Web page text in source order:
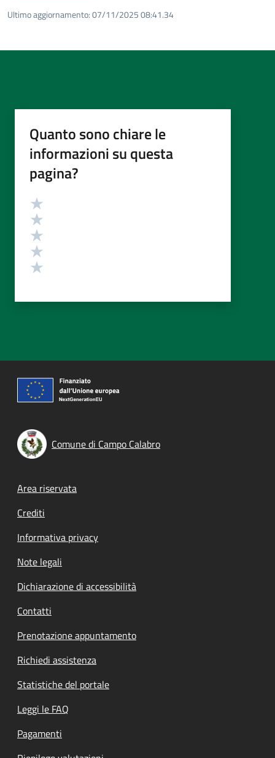
Ultimo aggiornamento:07/11/2025 08:41.34
Quanto sono chiare le
informazioni su questa
pagina?
Valutazione
Comune di Campo Calabro
Footer menu
Area riservata
Crediti
Informativa privacy
Note legali
Dichiarazione di accessibilità
Contatti
Prenotazione appuntamento
Richiedi assistenza
Statistiche del portale
Leggi le FAQ
Pagamenti